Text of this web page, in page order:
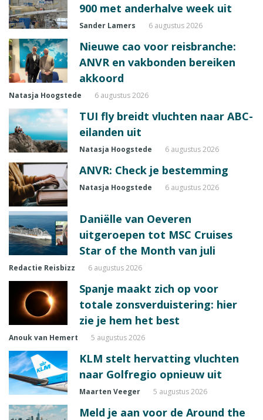
900 met anderhalve week uit
Sander Lamers 6 augustus 2026
Nieuwe cao voor reisbranche:
ANVR en vakbonden bereiken
akkoord
Natasja Hoogstede 6 augustus 2026
TUI fly breidt vluchten naar ABC-
eilanden uit
Natasja Hoogstede 6 augustus 2026
ANVR: Check je bestemming
Natasja Hoogstede 6 augustus 2026
Daniëlle van Oeveren
uitgeroepen tot MSC Cruises
Star of the Month van juli
Redactie Reisbizz 6 augustus 2026
Spanje maakt zich op voor
totale zonsverduistering: hier
zie je hem het best
Anouk van Hemert 5 augustus 2026
KLM stelt hervatting vluchten
naar Golfregio opnieuw uit
Maarten Veeger 5 augustus 2026
Meld je aan voor de Around the